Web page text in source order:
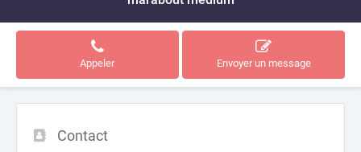
Appeler Envoyer un message
Contact